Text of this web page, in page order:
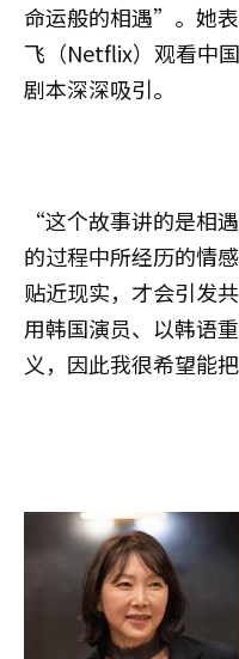
命运般的相遇”。她
飞（Netflix）观看中
剧本深深吸引。
“这个故事讲的是相
的过程中所经历的情
贴近现实，才会引发
用韩国演员、以韩语
义，因此我很希望能